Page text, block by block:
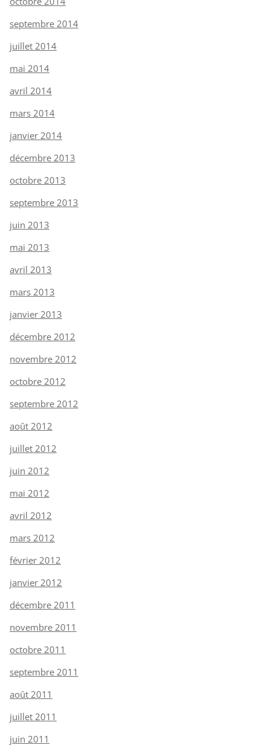
septembre 2014
juillet 2014
mai 2014
avril 2014
mars 2014
janvier 2014
décembre 2013
octobre 2013
septembre 2013
juin 2013
mai 2013
avril 2013
mars 2013
janvier 2013
décembre 2012
novembre 2012
octobre 2012
septembre 2012
août 2012
juillet 2012
juin 2012
mai 2012
avril 2012
mars 2012
février 2012
janvier 2012
décembre 2011
novembre 2011
octobre 2011
septembre 2011
août 2011
juillet 2011
juin 2011